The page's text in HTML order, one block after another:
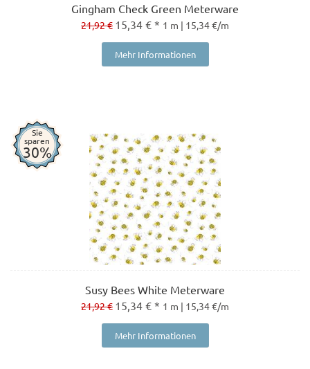
Gingham Check Green Meterware
21,92 € 15,34 € * 1 m | 15,34 €/m
Mehr Informationen
Sie
sparen
30%
Susy Bees White Meterware
21,92 € 15,34 € * 1 m | 15,34 €/m
Mehr Informationen